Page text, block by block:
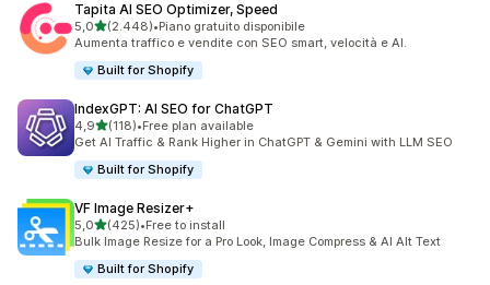
Tapita AI SEO Optimizer, Speed
5,0stelle su 5
(2.448)
2448 recensioni totali
•Piano gratuito disponibile
Aumenta traffico e vendite con SEO smart, velocità e AI.
Built for Shopify
IndexGPT: AI SEO for ChatGPT
4,9stelle su 5
(118)
118 recensioni totali
•Free plan available
Get AI Traffic & Rank Higher in ChatGPT & Gemini with LLM SEO
Built for Shopify
VF Image Resizer+
5,0stelle su 5
(425)
425 recensioni totali
•Free to install
Bulk Image Resize for a Pro Look, Image Compress & AI Alt Text
Built for Shopify